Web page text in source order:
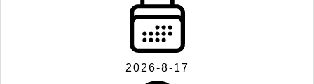
2026-8-17